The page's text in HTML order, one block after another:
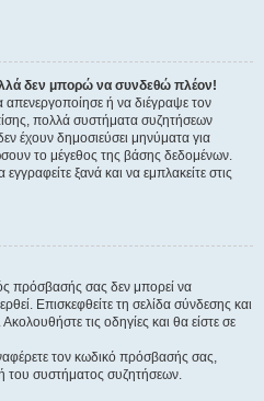
δεν μπορώ να συνδεθώ πλέον!
απενεργοποίησε ή να διέγραψε τον
πολλά συστήματα συζητήσεων
έχουν δημοσιεύσει μηνύματα για
το μέγεθος της βάσης δεδομένων.
ξανά και να εμπλακείτε στις
πρόσβασής σας δεν μπορεί να
Επισκεφθείτε τη σελίδα σύνδεσης και
. Ακολουθήστε τις οδηγίες και θα είστε σε
τον κωδικό πρόσβασής σας,
του συστήματος συζητήσεων.